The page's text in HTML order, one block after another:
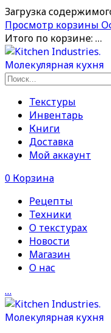
Загрузка
Просмотр корзины
Итого по корзине: …
Текстуры
Инвентарь
Книги
Доставка
Мой аккаунт
0 Корзина
Рецепты
Техники
О текстурах
Новости
Магазин
О нас
…